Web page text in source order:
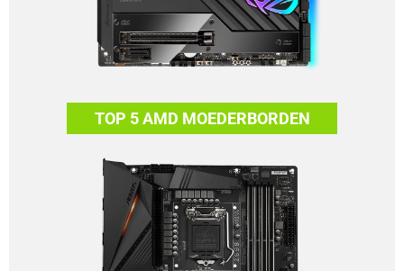
TOP 5 AMD MOEDERBORDEN